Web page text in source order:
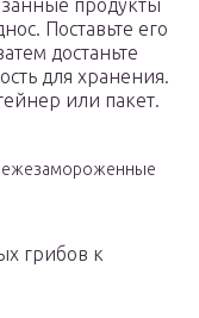
продукты
Поставьте его
достаньте
для хранения.
или пакет.
грибов к